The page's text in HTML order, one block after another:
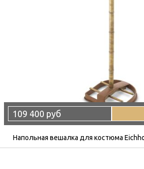
109 400 руб
Напольная вешалка для костюма